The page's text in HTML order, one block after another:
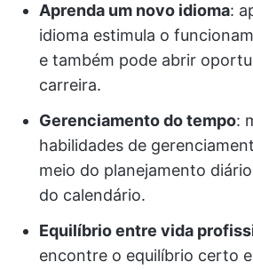
Aprenda um novo idioma:
idioma estimula o
e também pode abrir
carreira.
Gerenciamento do tempo:
habilidades de
meio do planejamento
do calendário.
Equilíbrio entre vida
encontre o equilíbrio certo